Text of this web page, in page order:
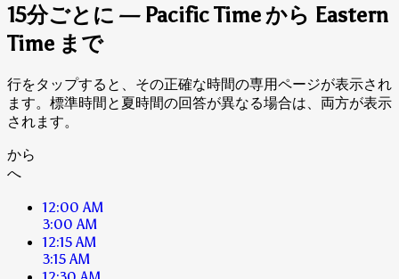
15分ごとに — Pacific Time から Eastern
Time まで
行をタップすると、その正確な時間の専用ページが表示され
ます。標準時間と夏時間の回答が異なる場合は、両方が表示
されます。
から
へ
12:00 AM
3:00 AM
12:15 AM
3:15 AM